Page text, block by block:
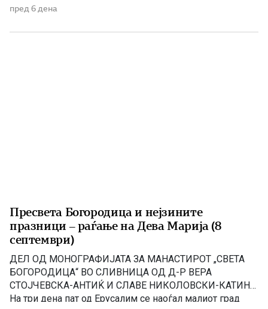
МИЛОСТА БОЖЈА,АРХИЕПИСКОП ОХРИДСКИ И
СИНОД,ПО ПОВОД ИЛИНДЕНСКИТЕ
пред 6 дена
Пресвета Богородица и нејзините
празници – раѓање на Дева Марија (8
септември)
ДЕЛ ОД МОНОГРАФИЈАТА ЗА МАНАСТИРОТ „СВЕТА
БОГОРОДИЦА“ ВО СЛИВНИЦА ОД Д-Р ВЕРА
СТОЈЧЕВСКА-АНТИЌ И СЛАВЕ НИКОЛОВСКИ-КАТИН
На три дена пат од Ерусалим се наоѓал малиот град